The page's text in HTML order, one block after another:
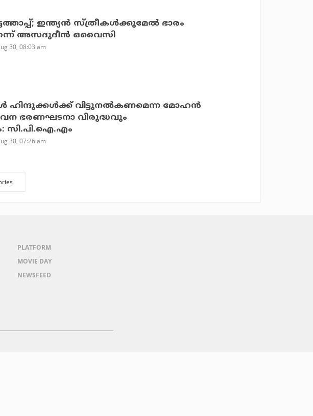
ഇന്ത്യന്‍ സ്ത്രീകള്‍ക്കുമേല്‍ ഭാരം
അസദുദീന്‍ ഒവൈസി
30, 08:03 am
ഹിന്ദുക്കള്‍ക്ക് വിട്ടുനല്‍കണമെന്ന മോഹന്‍
ഭരണഘടനാ വിരുദ്ധവും
സി.പി.ഐ.എം
30, 07:26 am
PLATFORM
MOVIE DAY
NEWSFEED